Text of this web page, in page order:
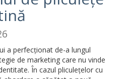
a perfecționat de-a lungul
de marketing care nu vinde
În cazul pliculețelor cu